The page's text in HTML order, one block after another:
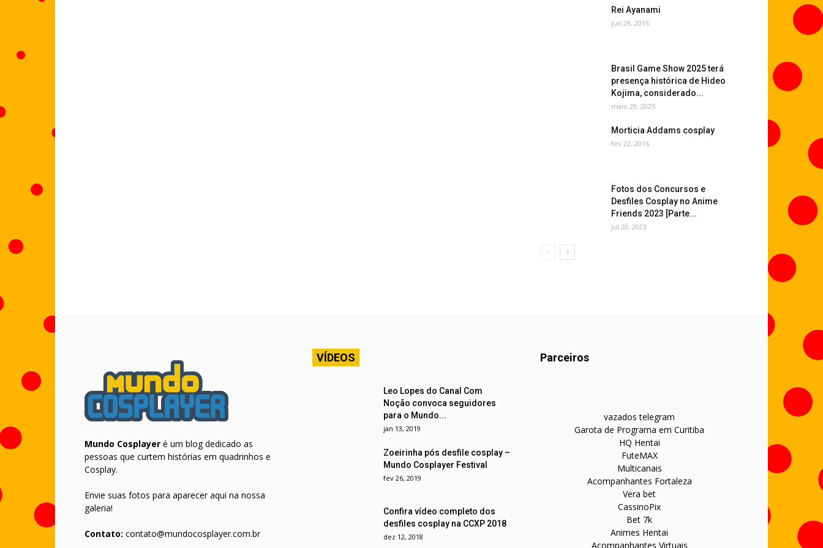
Rei Ayanami
jun 29, 2016
Brasil Game Show 2025 terá
presença histórica de Hideo
Kojima, considerado...
maio 29, 2025
Morticia Addams cosplay
fev 22, 2016
Fotos dos Concursos e
Desfiles Cosplay no Anime
Friends 2023 [Parte...
jul 20, 2023
Mundo Cosplayer é um blog dedicado as
pessoas que curtem histórias em quadrinhos e
Cosplay.
Envie suas fotos para aparecer aqui na nossa
galeria!
Contato: contato@mundocosplayer.com.br
VÍDEOS
Leo Lopes do Canal Com
Noção convoca seguidores
para o Mundo...
jan 13, 2019
Zoeirinha pós desfile cosplay –
Mundo Cosplayer Festival
fev 26, 2019
Confira vídeo completo dos
desfiles cosplay na CCXP 2018
dez 12, 2018
Parceiros
vazados telegram
Garota de Programa em Curitiba
HQ Hentai
FuteMAX
Multicanais
Acompanhantes Fortaleza
Vera bet
CassinoPix
Bet 7k
Animes Hentai
Acompanhantes Virtuais